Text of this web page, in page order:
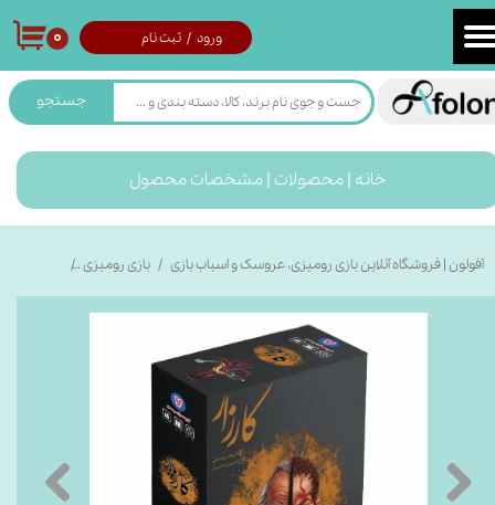
جستجو
ورود / ثبت نام
حساب کاربری من
تغییر گذر واژه
سفارشات
خروج از حساب کاربری
۰
خانه | محصولات | مشخصات محصول
آفولون | فروشگاه آنلاین بازی رومیزی، عروسک و اسباب بازی بازی رومیزی